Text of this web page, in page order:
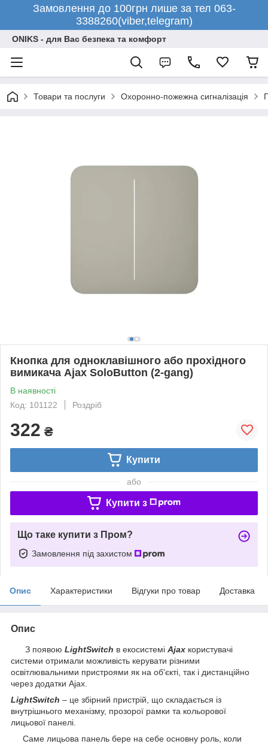
Замовлення до 100грн лише за тел 063-
3388260(viber,telegram)
ONIKS - для Вас безпека та комфорт
Товари та послуги Охоронно-пожежна сигналізація
Кнопка для одноклавішного або прохідного
вимикача Ajax SoloButton (2-gang)
В наявності
Код: 101122
Роздріб
322 ₴
Купити
або
Купити з
Що таке купити з Пром?
Замовлення під захистом
Опис Характеристики Відгуки про товар Доставка
Опис
З появою LightSwitch в екосистемі Ajax користувачі
системи отримали можливість керувати різними
освітлювальними пристроями як на об'єкті, так і дистанційно
через додатки Ajax.
LightSwitch – це збірний пристрій, що складається із
внутрішнього механізму, прозорої рамки та кольорової
лицьової панелі.
Саме лицьова панель бере на себе основну роль, коли